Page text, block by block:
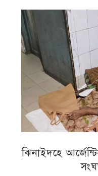
ঝিনাইদহে